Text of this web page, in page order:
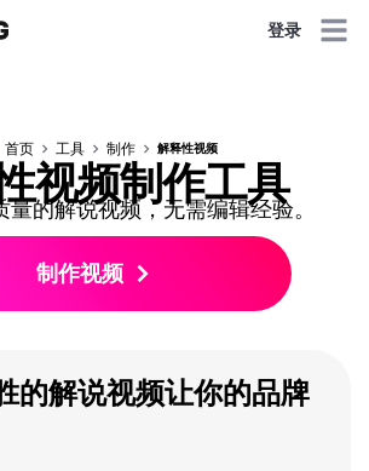
登录
首页 工具 制作 解释性视频
视频制作工具
的解说视频，无需编辑经验。
制作视频
的解说视频让你的品牌